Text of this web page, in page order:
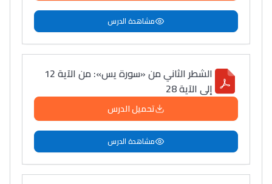
مشاهدة الدرس
الشطر الثاني من «سورة يس»: من الآية 12
إلى الآية 28
تحميل الدرس
مشاهدة الدرس